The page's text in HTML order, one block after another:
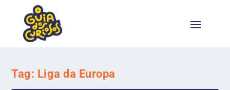
Tag: Liga da Europa